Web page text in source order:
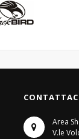
Area
V.le